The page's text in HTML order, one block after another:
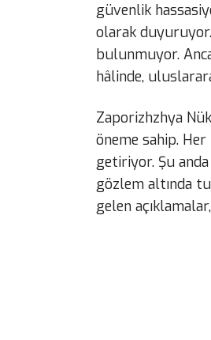
güvenlik
olarak
bulunmuyor.
hâlinde,
Zaporizhzhya
öneme sahip.
getiriyor. Şu
gözlem altında
gelen